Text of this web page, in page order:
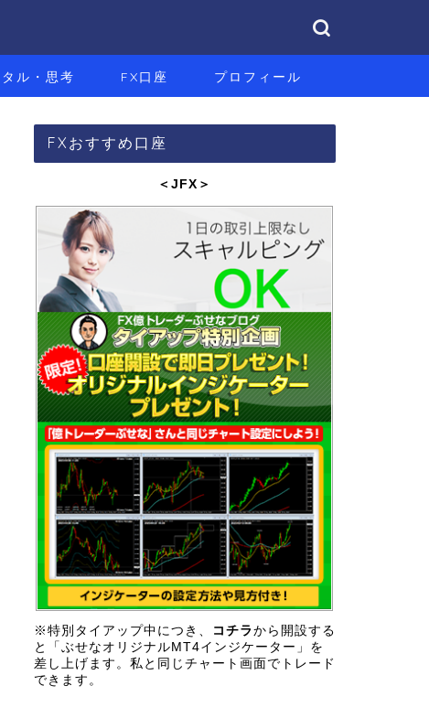
ル・思考 FX口座 プロフィール
FXおすすめ口座
＜JFX ＞
※特別タイアップ中につき、 コチラから開設する
と「ぶせなオリジナルMT4インジケーター」を
差し上げます。私と同じチャート画面でトレード
できます。